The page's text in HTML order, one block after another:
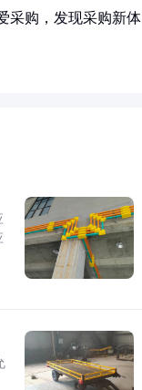
采购，发现采购新体